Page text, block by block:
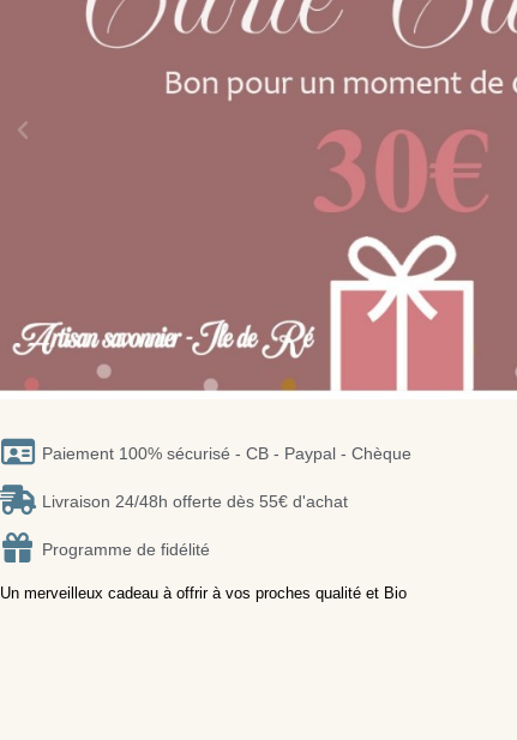
Paiement 100% sécurisé - CB - Paypal - Chèque
Livraison 24/48h offerte dès 55€ d'achat
Programme de fidélité
Un merveilleux cadeau à offrir à vos proches qualité et Bio